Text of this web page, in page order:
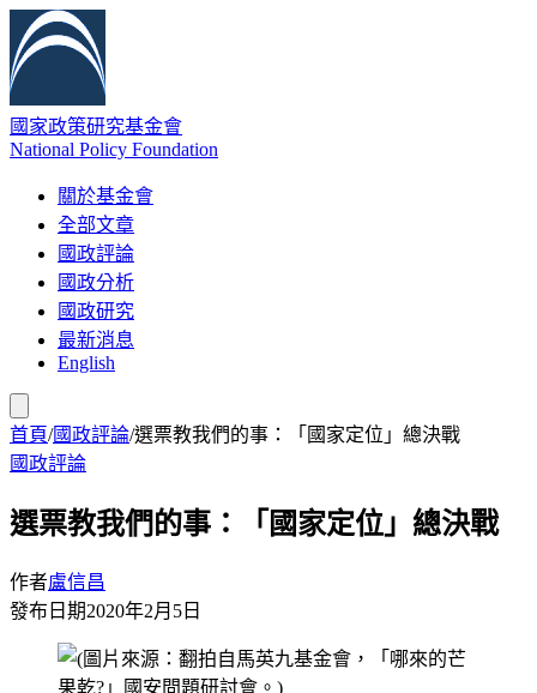
國家政策研究基金會
National Policy Foundation
關於基金會
全部文章
國政評論
國政分析
國政研究
最新消息
English
首頁/國政評論/選票教我們的事：「國家定位」總決戰
國政評論
選票教我們的事：「國家定位」總決戰
作者盧信昌
發布日期2020年2月5日